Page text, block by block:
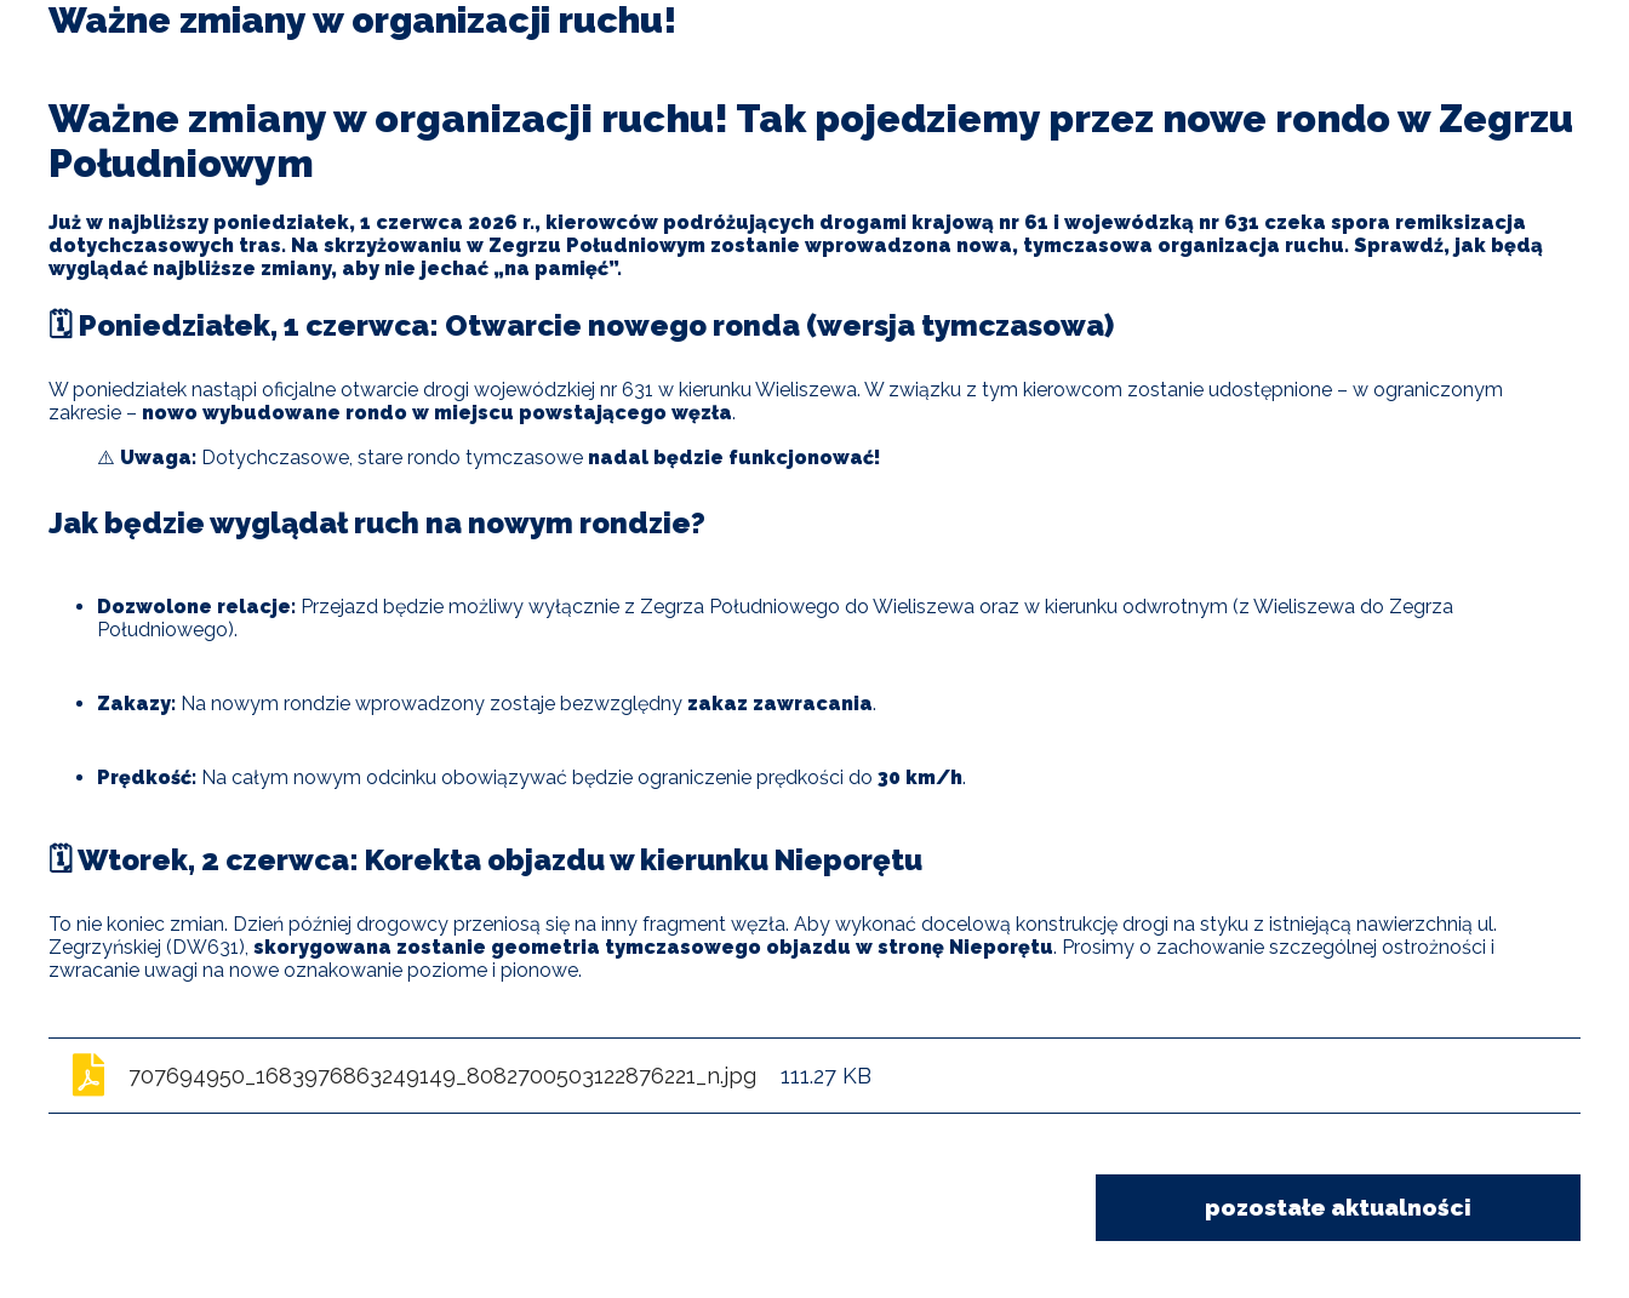
Ważne zmiany w organizacji ruchu!
Ważne zmiany w organizacji ruchu! Tak pojedziemy przez nowe rondo w Zegrzu
Południowym
Już w najbliższy poniedziałek, 1 czerwca 2026 r., kierowców podróżujących drogami krajową nr 61 i wojewódzką nr 631 czeka spora remiksizacja
dotychczasowych tras. Na skrzyżowaniu w Zegrzu Południowym zostanie wprowadzona nowa, tymczasowa organizacja ruchu. Sprawdź, jak będą
wyglądać najbliższe zmiany, aby nie jechać „na pamięć”.
🗓️ Poniedziałek, 1 czerwca: Otwarcie nowego ronda (wersja tymczasowa)
W poniedziałek nastąpi oficjalne otwarcie drogi wojewódzkiej nr 631 w kierunku Wieliszewa. W związku z tym kierowcom zostanie udostępnione – w ograniczonym
zakresie – nowo wybudowane rondo w miejscu powstającego węzła.
⚠️ Uwaga: Dotychczasowe, stare rondo tymczasowe nadal będzie funkcjonować!
Jak będzie wyglądał ruch na nowym rondzie?
Dozwolone relacje: Przejazd będzie możliwy wyłącznie z Zegrza Południowego do Wieliszewa oraz w kierunku odwrotnym (z Wieliszewa do Zegrza
Południowego).
Zakazy: Na nowym rondzie wprowadzony zostaje bezwzględny zakaz zawracania.
Prędkość: Na całym nowym odcinku obowiązywać będzie ograniczenie prędkości do30 km/h.
🗓️ Wtorek, 2 czerwca: Korekta objazdu w kierunku Nieporętu
To nie koniec zmian. Dzień później drogowcy przeniosą się na inny fragment węzła. Aby wykonać docelową konstrukcję drogi na styku z istniejącą nawierzchnią ul.
Zegrzyńskiej (DW631),skorygowana zostanie geometria tymczasowego objazdu w stronę Nieporętu. Prosimy o zachowanie szczególnej ostrożności i
zwracanie uwagi na nowe oznakowanie poziome i pionowe.
707694950_1683976863249149_8082700503122876221_n.jpg 111.27 KB
pozostałe aktualności